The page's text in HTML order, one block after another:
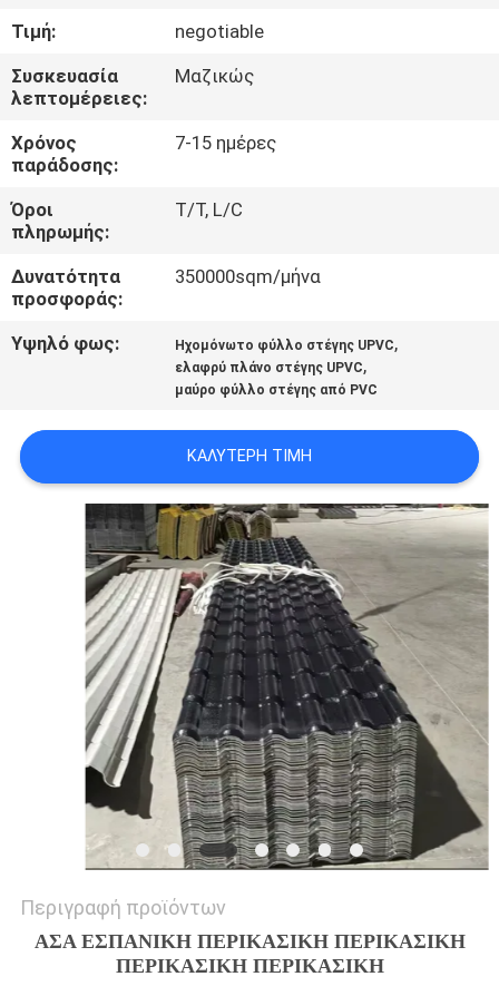
ΖΗΤΉΣΤΕ
ΈΝΑ
ΑΠΌΣΠΑΣΜΑ
SITEMAP
PRIVACY
POLICY
Τιμή:
negotiable
Συσκευασία
λεπτομέρειες:
Μαζικώς
Χρόνος
παράδοσης:
7-15 ημέρες
Όροι
πληρωμής:
T/T, L/C
Δυνατότητα
προσφοράς:
350000sqm/μήνα
Υψηλό φως: Ηχομόνωτο φύλλο στέγης UPVC,
ελαφρύ πλάνο στέγης UPVC,
μαύρο φύλλο στέγης από PVC
ΚΑΛΎΤΕΡΗ ΤΙΜΉ
Περιγραφή προϊόντων
ΑΣΑ ΕΣΠΑΝΙΚΗ ΠΕΡΙΚΑΣΙΚΗ ΠΕΡΙΚΑΣΙΚΗ
ΠΕΡΙΚΑΣΙΚΗ ΠΕΡΙΚΑΣΙΚΗ